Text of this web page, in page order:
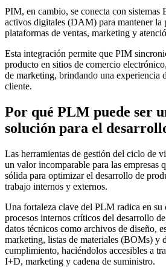
PIM, en cambio, se conecta con sistemas
activos digitales (DAM) para mantener la
plataformas de ventas, marketing y
Esta integración permite que PIM
producto en sitios de comercio
de marketing, brindando una experiencia
cliente.
Por qué PLM puede ser
solución para el
Las herramientas de gestión del ciclo de
un valor incomparable para las empresas
sólida para optimizar el desarrollo de
trabajo internos y externos.
Una fortaleza clave del PLM radica en su
procesos internos críticos del desarrollo
datos técnicos como archivos de diseño,
marketing, listas de materiales (BOMs) y
cumplimiento, haciéndolos accesibles a
I+D, marketing y cadena de suministro.